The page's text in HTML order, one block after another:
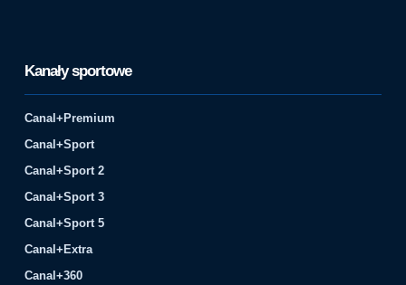
Kanały sportowe
Canal+Premium
Canal+Sport
Canal+Sport 2
Canal+Sport 3
Canal+Sport 5
Canal+Extra
Canal+360